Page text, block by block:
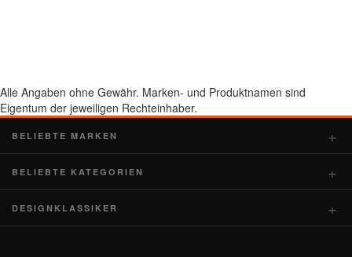
Alle Angaben ohne Gewähr. Marken- und Produktnamen sind
Eigentum der jeweiligen Rechteinhaber.
BELIEBTE MARKEN
BELIEBTE KATEGORIEN
DESIGNKLASSIKER